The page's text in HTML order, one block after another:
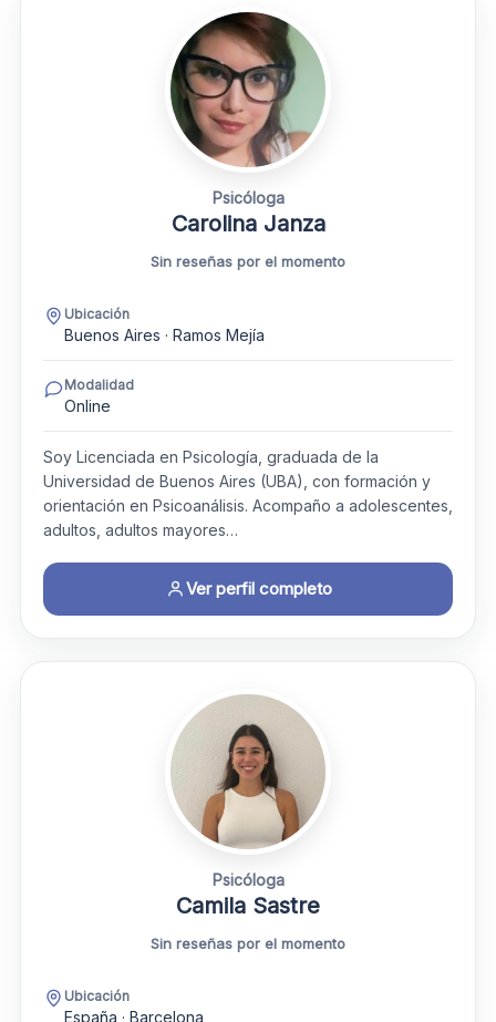
Psicóloga
Carolina Janza
Sin reseñas por el momento
Ubicación
Buenos Aires · Ramos Mejía
Modalidad
Online
Soy Licenciada en Psicología, graduada de la
Universidad de Buenos Aires (UBA), con formación y
orientación en Psicoanálisis. Acompaño a adolescentes,
adultos, adultos mayores…
Ver perfil completo
Psicóloga
Camila Sastre
Sin reseñas por el momento
Ubicación
España · Barcelona